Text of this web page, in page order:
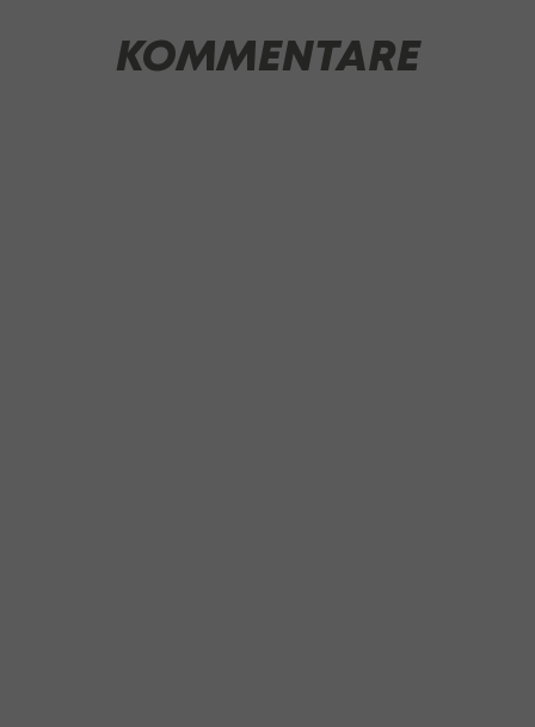
KOMMENTARE